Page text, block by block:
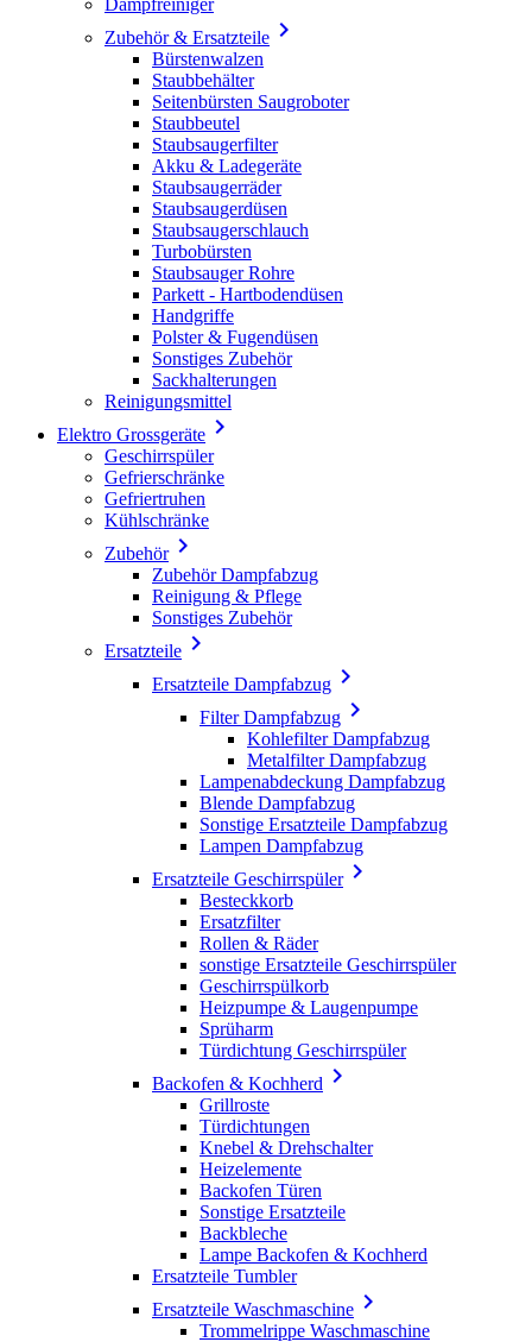
Zubehör & Ersatzteile 
Bürstenwalzen
Staubbehälter
Seitenbürsten Saugroboter
Staubbeutel
Staubsaugerfilter
Akku & Ladegeräte
Staubsaugerräder
Staubsaugerdüsen
Staubsaugerschlauch
Turbobürsten
Staubsauger Rohre
Parkett - Hartbodendüsen
Handgriffe
Polster & Fugendüsen
Sonstiges Zubehör
Sackhalterungen
Reinigungsmittel
Elektro Grossgeräte 
Geschirrspüler
Gefrierschränke
Gefriertruhen
Kühlschränke
Zubehör
Zubehör Dampfabzug
Reinigung & Pflege
Sonstiges Zubehör
Ersatzteile 
Ersatzteile Dampfabzug 
Filter Dampfabzug 
Kohlefilter Dampfabzug
Metalfilter Dampfabzug
Lampenabdeckung Dampfabzug
Blende Dampfabzug
Sonstige Ersatzteile Dampfabzug
Lampen Dampfabzug
Ersatzteile Geschirrspüler
Besteckkorb
Ersatzfilter
Rollen & Räder
sonstige Ersatzteile Geschirrspüler
Geschirrspülkorb
Heizpumpe & Laugenpumpe
Sprüharm
Türdichtung Geschirrspüler
Backofen & Kochherd 
Grillroste
Türdichtungen
Knebel & Drehschalter
Heizelemente
Backofen Türen
Sonstige Ersatzteile
Backbleche
Lampe Backofen & Kochherd
Ersatzteile Tumbler
Ersatzteile Waschmaschine 
Trommelrippe Waschmaschine